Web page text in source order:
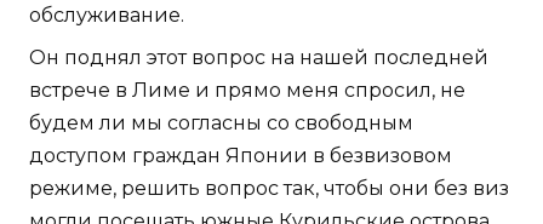
обслуживание.
Он поднял этот вопрос на нашей последней
встрече в Лиме и прямо меня спросил, не
будем ли мы согласны со свободным
доступом граждан Японии в безвизовом
режиме, решить вопрос так, чтобы они без виз